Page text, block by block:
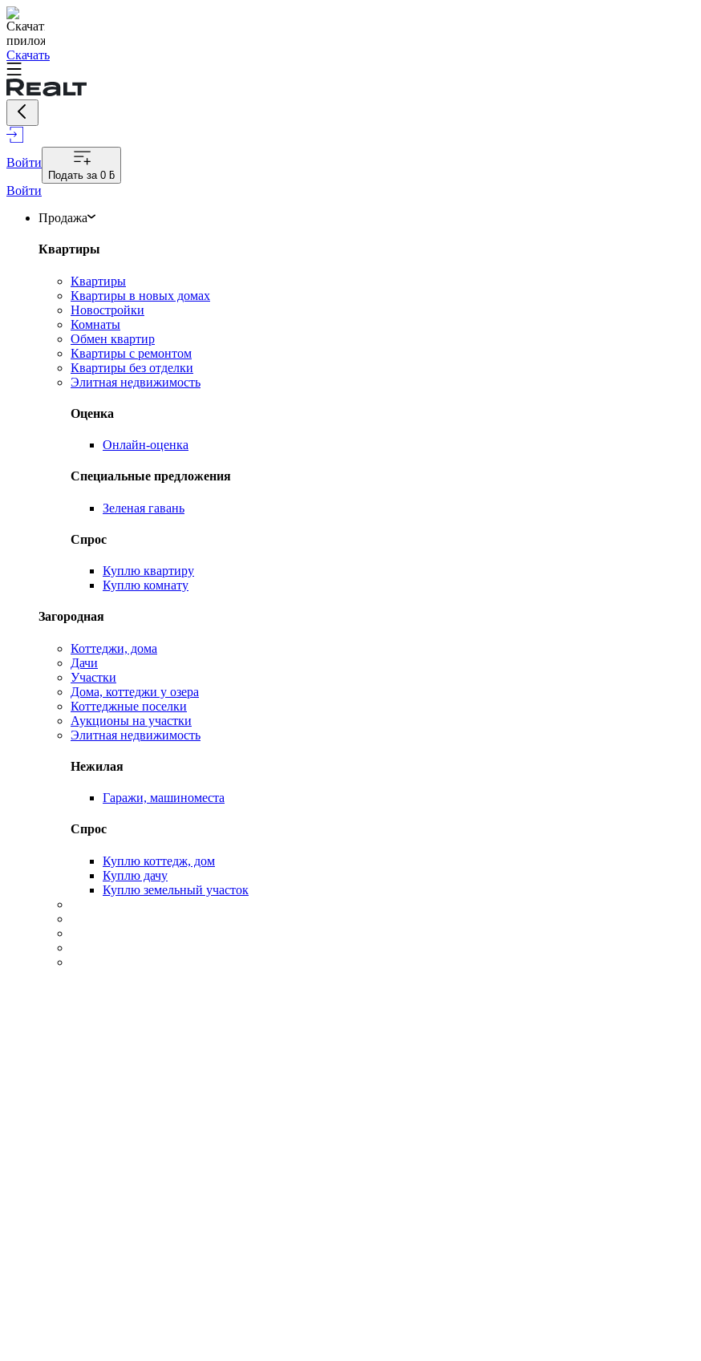
Скачать
Войти
Подать за 0 ƃ
Войти
Продажа
Квартиры
Квартиры
Квартиры в новых домах
Новостройки
Комнаты
Обмен квартир
Квартиры с ремонтом
Квартиры без отделки
Элитная недвижимость
Оценка
Онлайн-оценка
Специальные предложения
Зеленая гавань
Спрос
Куплю квартиру
Куплю комнату
Загородная
Коттеджи, дома
Дачи
Участки
Дома, коттеджи у озера
Коттеджные поселки
Аукционы на участки
Элитная недвижимость
Нежилая
Гаражи, машиноместа
Спрос
Куплю коттедж, дом
Куплю дачу
Куплю земельный участок